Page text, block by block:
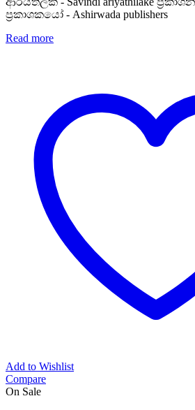
ප්‍රකාශකයෝ - Ashirwada publishers
Read more
Add to Wishlist
Compare
On Sale